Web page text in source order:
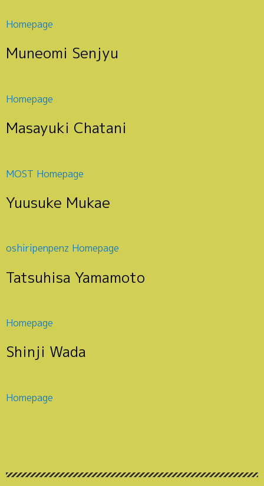
Homepage
Muneomi Senjyu
Homepage
Masayuki Chatani
MOST Homepage
Yuusuke Mukae
oshiripenpenz Homepage
Tatsuhisa Yamamoto
Homepage
Shinji Wada
Homepage